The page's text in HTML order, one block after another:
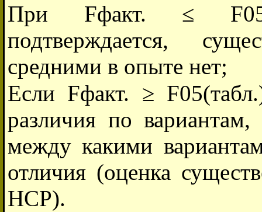
При Fфакт. ≤
подтверждается,
средними в опыте нет;
Если Fфакт. ≥
различия по вариантам,
между какими
отличия (оценка
НСР).